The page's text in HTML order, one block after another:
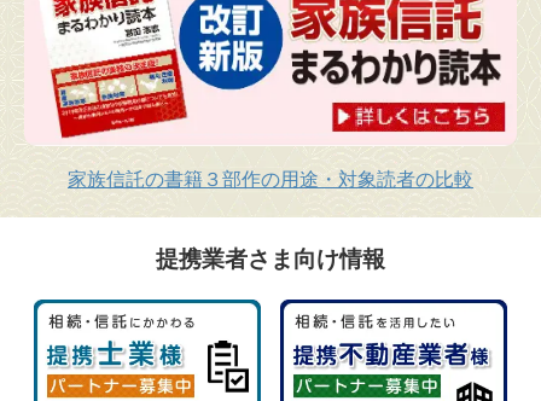
家族信託の書籍３部作の用途・対象読者の比較
提携業者さま向け情報